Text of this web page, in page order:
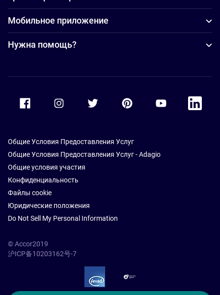
Мобильное приложение
Нужна помощь?
Accor Youtube
Accor
Общие Условия Предоставления Услуг
Общие Условия Предоставления Услуг - Adagio
Общие условия участия
Конфиденциальность
Файлы cookie
Юридические положения
Do Not Sell My Personal Information
© Accor2019
沪ICP备10203162号-7